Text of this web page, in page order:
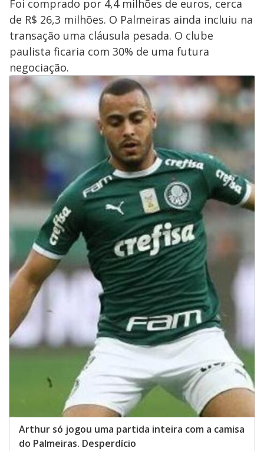
Foi comprado por 4,4 milhões de euros, cerca
de R$ 26,3 milhões. O Palmeiras ainda incluiu na
transação uma cláusula pesada. O clube
paulista ficaria com 30% de uma futura
negociação.
Arthur só jogou uma partida inteira com a camisa
do Palmeiras. Desperdício